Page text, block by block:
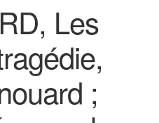
Les
;